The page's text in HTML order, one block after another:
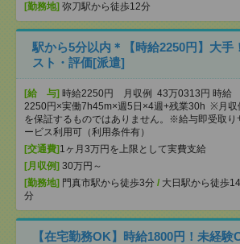
[勤務地] 弥刀駅から徒歩12分
駅から5分以内＊【時給2250円】大手
スト・評価[派遣]
[給 与] 時給2250円 月収例 43万0313円 時給
2250円×実働7h45m×週5日×4週+残業30h ※月収
を保証するものではありません。※給与即受取り
ービス利用可（利用条件有）
[交通費] 1ヶ月3万円を上限として実費支給
[月収例] 30万円～
[勤務地] 門真市駅から徒歩3分 / 大日駅から徒歩14
分
【在宅勤務OK】時給1800円！未経